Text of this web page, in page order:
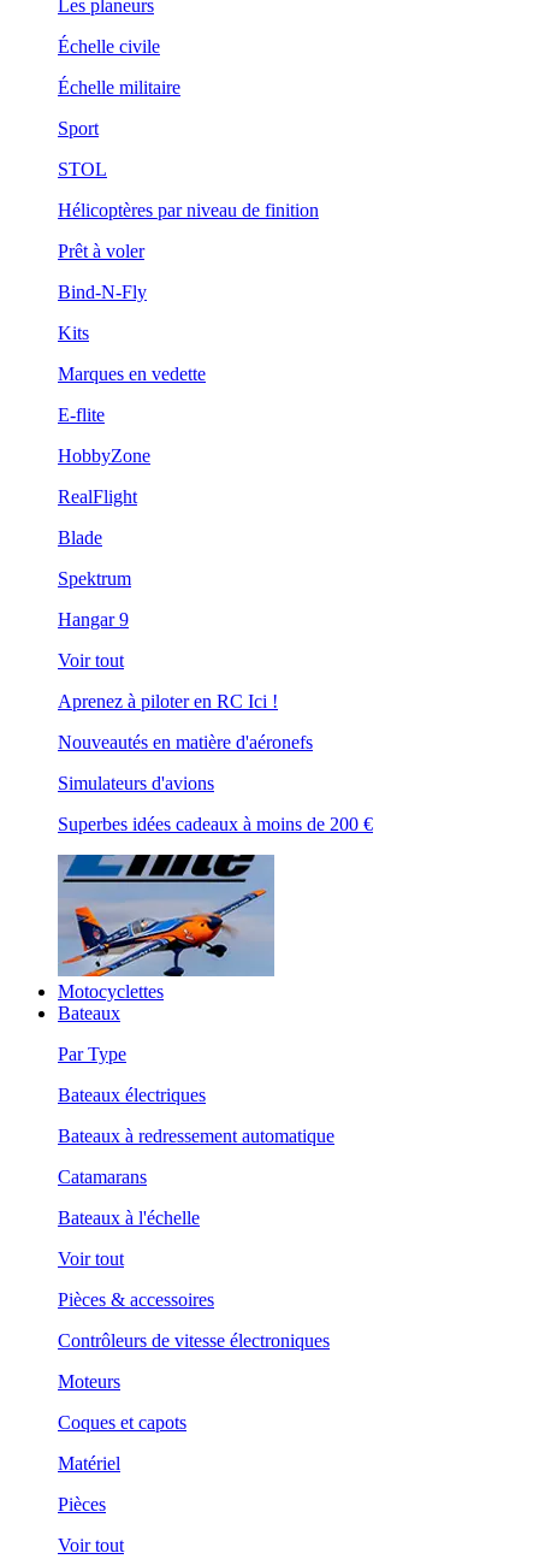
Les planeurs
Échelle civile
Échelle militaire
Sport
STOL
Hélicoptères par niveau de finition
Prêt à voler
Bind-N-Fly
Kits
Marques en vedette
E-flite
HobbyZone
RealFlight
Blade
Spektrum
Hangar 9
Voir tout
Aprenez à piloter en RC Ici !
Nouveautés en matière d'aéronefs
Simulateurs d'avions
Superbes idées cadeaux à moins de 200 €
Motocyclettes
Bateaux
Par Type
Bateaux électriques
Bateaux à redressement automatique
Catamarans
Bateaux à l'échelle
Voir tout
Pièces & accessoires
Contrôleurs de vitesse électroniques
Moteurs
Coques et capots
Matériel
Pièces
Voir tout